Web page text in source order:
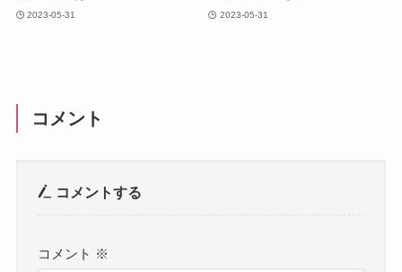
2023-05-31 2023-05-31
コメント
コメントする
コメント ※